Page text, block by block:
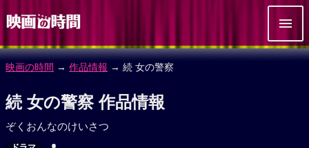
映画の時間 → 作品情報 → 続 女の警察
続 女の警察 作品情報
ぞくおんなのけいさつ